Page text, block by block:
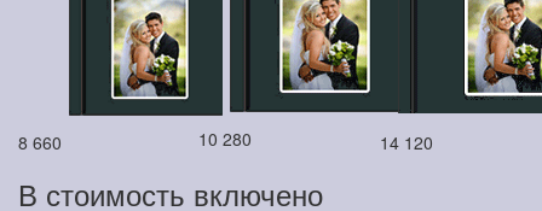
8 660 10 280 14 120
В стоимость включено